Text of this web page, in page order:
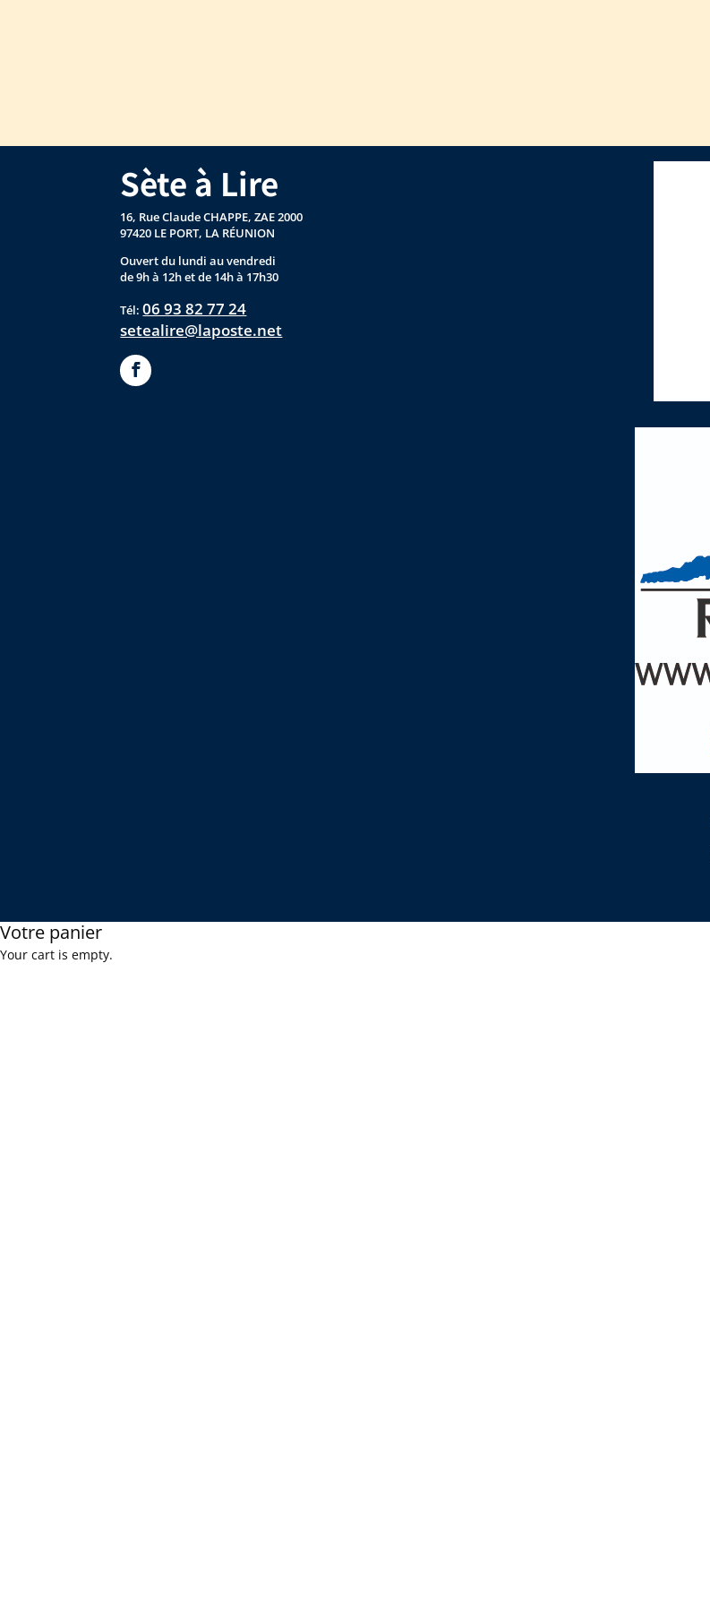
Sète à Lire
16, Rue Claude CHAPPE, ZAE 2000
97420 LE PORT, LA RÉUNION
Ouvert du lundi au vendredi
de 9h à 12h et de 14h à 17h30
Tél:06 93 82 77 24
setealire@laposte.net
Votre panier
Your cart is empty.